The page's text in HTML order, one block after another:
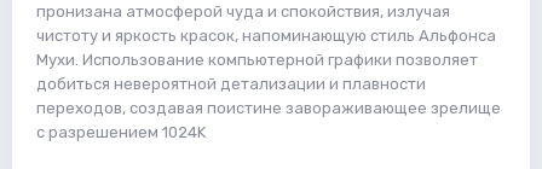
пронизана атмосферой чуда и спокойствия, излучая
чистоту и яркость красок, напоминающую стиль Альфонса
Мухи. Использование компьютерной графики позволяет
добиться невероятной детализации и плавности
переходов, создавая поистине завораживающее зрелище
с разрешением 1024K